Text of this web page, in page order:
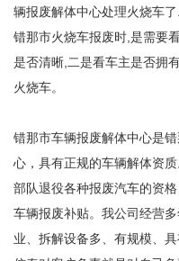
辆报废解体中心处理火烧车
错那市火烧车报废时,是需要
是否清晰,二是看车主是否拥
火烧车。
错那市车辆报废解体中心是
心，具有正规的车辆解体资
部队退役各种报废汽车的资
车辆报废补贴。我公司经营
业、拆解设备多、有规模、